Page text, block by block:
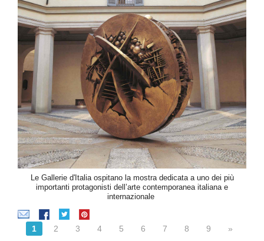
Le Gallerie d'Italia ospitano la mostra dedicata a uno dei più
importanti protagonisti dell’arte contemporanea italiana e
internazionale
1 2 3 4 5 6 7 8 9 »